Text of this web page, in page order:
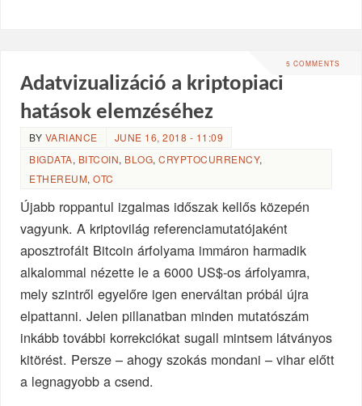
5 COMMENTS
Adatvizualizáció a kriptopiaci
hatások elemzéséhez
BY VARIANCE
JUNE 16, 2018 - 11:09
BIGDATA, BITCOIN, BLOG,CRYPTOCURRENCY,
ETHEREUM,OTC
Újabb roppantul izgalmas időszak kellős közepén
vagyunk. A kriptovilág referenciamutatójaként
aposztrofált Bitcoin árfolyama immáron harmadik
alkalommal nézette le a 6000 US$-os árfolyamra,
mely szintről egyelőre igen enerváltan próbál újra
elpattanni. Jelen pillanatban minden mutatószám
inkább további korrekciókat sugall mintsem látványos
kitörést. Persze – ahogy szokás mondani – vihar előtt
a legnagyobb a csend.